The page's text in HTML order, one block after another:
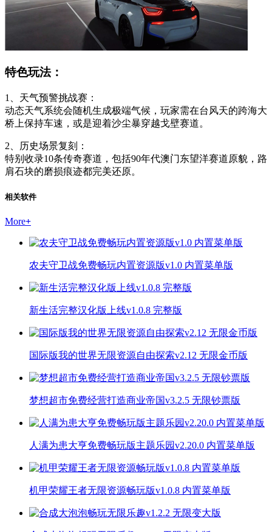
特色玩法：
1、天气预警挑战赛：
动态天气系统会随机生成极端气候，玩家需在台风天的跨海大
桥上保持车速，或是迎着沙尘暴穿越戈壁赛道。
2、历史场景复刻：
特别收录10条传奇赛道，包括90年代澳门东望洋赛道原貌，路
肩石块的磨损痕迹都完美还原。
相关软件
More+
农夫守卫战免费畅玩内置资源版v1.0 内置菜单版
新生活完整汉化版上线v1.0.8 完整版
国际版我的世界无限资源自由探索v2.12 无限金币版
梦想超市免费经营打造商业帝国v3.2.5 无限钞票版
人满为患大亨免费畅玩版主题乐园v2.20.0 内置菜单版
机甲荣耀王者无限资源畅玩版v1.0.8 内置菜单版